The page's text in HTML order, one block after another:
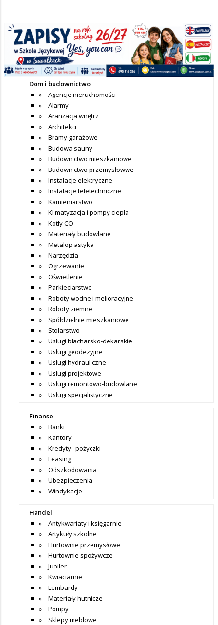
Nie dodano jeszcze wpisów do tej kategorii
+ Dodaj wpis
Katalog firm
Dom i budownictwo
Agencje nieruchomości
Alarmy
Aranżacja wnętrz
Architekci
Bramy garażowe
Budowa sauny
Budownictwo mieszkaniowe
Budownictwo przemysłowwe
Instalacje elektryczne
Instalacje teletechniczne
Kamieniarstwo
Klimatyzacja i pompy ciepła
Kotły CO
Materiały budowlane
Metaloplastyka
Narzędzia
Ogrzewanie
Oświetlenie
Parkieciarstwo
Roboty wodne i melioracyjne
Roboty ziemne
Spółdzielnie mieszkaniowe
Stolarstwo
Usługi blacharsko-dekarskie
Usługi geodezyjne
Usługi hydrauliczne
Usługi projektowe
Usługi remontowo-budowlane
Usługi specjalistyczne
Finanse
Banki
Kantory
Kredyty i pożyczki
Leasing
Odszkodowania
Ubezpieczenia
Windykacje
Handel
Antykwariaty i księgarnie
Artykuły szkolne
Hurtownie przemysłowe
Hurtownie spożywcze
Jubiler
Kwiaciarnie
Lombardy
Materiały hutnicze
Pompy
Sklepy meblowe